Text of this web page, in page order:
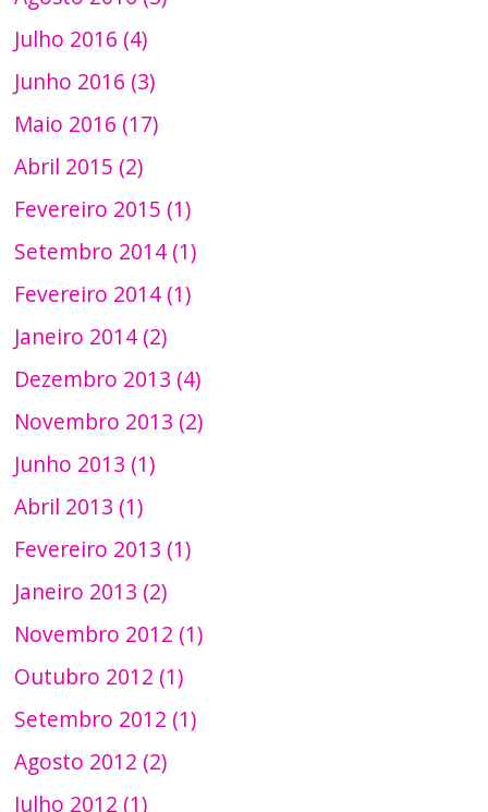
Julho 2016 (4)
Junho 2016 (3)
Maio 2016 (17)
Abril 2015 (2)
Fevereiro 2015 (1)
Setembro 2014 (1)
Fevereiro 2014 (1)
Janeiro 2014 (2)
Dezembro 2013 (4)
Novembro 2013 (2)
Junho 2013 (1)
Abril 2013 (1)
Fevereiro 2013 (1)
Janeiro 2013 (2)
Novembro 2012 (1)
Outubro 2012 (1)
Setembro 2012 (1)
Agosto 2012 (2)
Julho 2012 (1)